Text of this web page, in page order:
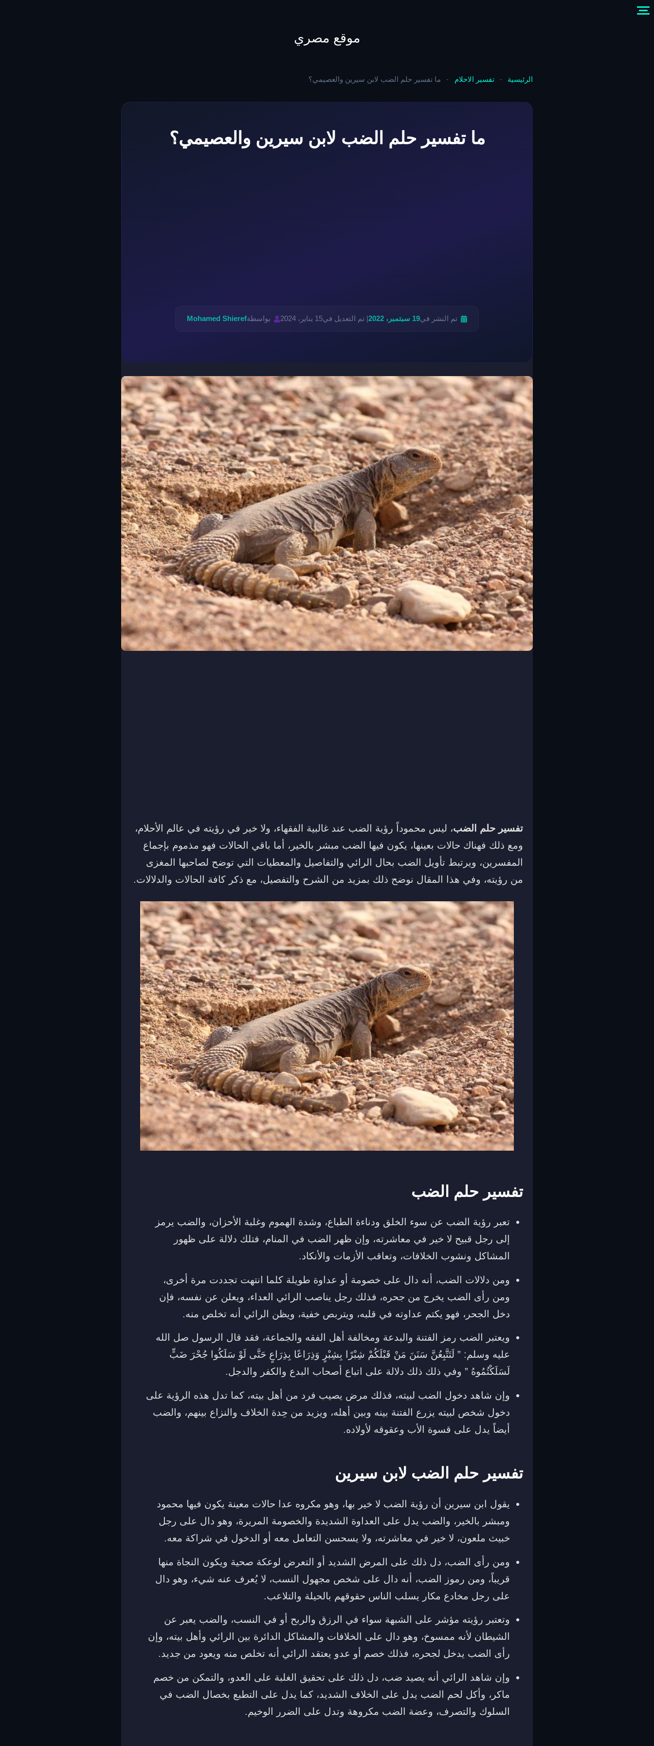
موقع مصري
الرئيسية - تفسير الاحلام - ما تفسير حلم الضب لابن سيرين والعصيمي؟
ما تفسير حلم الضب لابن سيرين والعصيمي؟
تم النشر في19 سبتمبر، 2022 | تم التعديل في15 يناير، 2024 بواسطةMohamed Shieref
تفسير حلم الضب، ليس محموداً رؤية الضب عند غالبية الفقهاء، ولا خير في رؤيته في عالم الأحلام،
ومع ذلك فهناك حالات بعينها، يكون فيها الضب مبشر بالخير، أما باقي الحالات فهو مذموم بإجماع
المفسرين، ويرتبط تأويل الضب بحال الرائي والتفاصيل والمعطيات التي توضح لصاحبها المغزى
من رؤيته، وفي هذا المقال نوضح ذلك بمزيد من الشرح والتفصيل، مع ذكر كافة الحالات والدلالات.
تفسير حلم الضب
تعبر رؤية الضب عن سوء الخلق ودناءة الطباع، وشدة الهموم وغلبة الأحزان، والضب يرمز
إلى رجل قبيح لا خير في معاشرته، وإن ظهر الضب في المنام، فتلك دلالة على ظهور
المشاكل ونشوب الخلافات، وتعاقب الأزمات والأنكاد.
ومن دلالات الضب، أنه دال على خصومة أو عداوة طويلة كلما انتهت تجددت مرة أخرى،
ومن رأى الضب يخرج من جحره، فذلك رجل يناصب الرائي العداء، ويعلن عن نفسه، فإن
دخل الجحر، فهو يكتم عداوته في قلبه، ويتربص خفية، ويظن الرائي أنه تخلص منه.
ويعتبر الضب رمز الفتنة والبدعة ومخالفة أهل الفقه والجماعة، فقد قال الرسول صل الله
عليه وسلم: ” لَتَتَّبِعُنَّ سَنَنَ مَنْ قَبْلَكُمْ شِبْرًا بِشِبْرٍ وَذِرَاعًا بِذِرَاعٍ حَتَّى لَوْ سَلَكُوا جُحْرَ ضَبٍّ
لَسَلَكْتُمُوهُ ” وفي ذلك ذلك دلالة على اتباع أصحاب البدع والكفر والدجل.
وإن شاهد دخول الضب لبيته، فذلك مرض يصيب فرد من أهل بيته، كما تدل هذه الرؤية على
دخول شخص لبيته يزرع الفتنة بينه وبين أهله، ويزيد من حِدة الخلاف والنزاع بينهم، والضب
أيضاً يدل على قسوة الأب وعقوقه لأولاده.
تفسير حلم الضب لابن سيرين
يقول ابن سيرين أن رؤية الضب لا خير بها، وهو مكروه عدا حالات معينة يكون فيها محمود
ومبشر بالخير، والضب يدل على العداوة الشديدة والخصومة المريرة، وهو دال على رجل
خبيث ملعون، لا خير في معاشرته، ولا يسحسن التعامل معه أو الدخول في شراكة معه.
ومن رأى الضب، دل ذلك على المرض الشديد أو التعرض لوعكة صحية ويكون النجاة منها
قريباً، ومن رموز الضب، أنه دال على شخص مجهول النسب، لا يُعرف عنه شيء، وهو دال
على رجل مخادع مكار يسلب الناس حقوقهم بالحيلة والتلاعب.
وتعتبر رؤيته مؤشر على الشبهة سواء في الرزق والربح أو في النسب، والضب يعبر عن
الشيطان لأنه ممسوخ، وهو دال على الخلافات والمشاكل الدائرة بين الرائي وأهل بيته، وإن
رأى الضب يدخل لجحره، فذلك خصم أو عدو يعتقد الرائي أنه تخلص منه ويعود من جديد.
وإن شاهد الرائي أنه يصيد ضب، دل ذلك على تحقيق الغلبة على العدو، والتمكن من خصم
ماكر، وأكل لحم الضب يدل على الخلاف الشديد، كما يدل على التطبع بخصال الضب في
السلوك والتصرف، وعضة الضب مكروهة وتدل على الضرر الوخيم.